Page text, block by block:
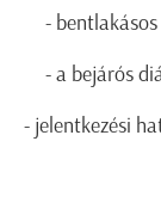
-
- a bejárós
- jelentkezési